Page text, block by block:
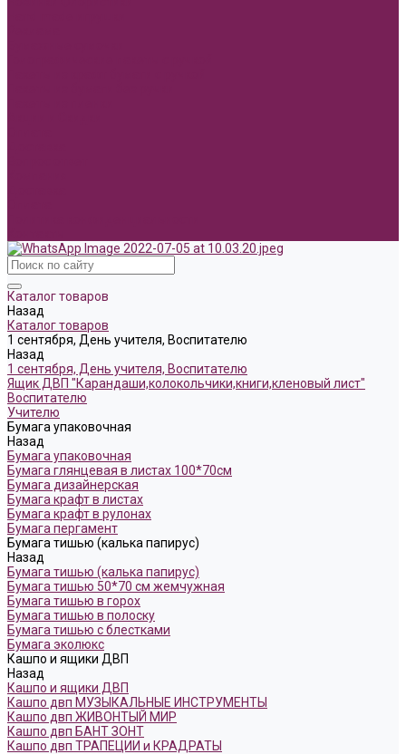
Каталог товаров
Назад
Каталог товаров
1 сентября, День учителя, Воспитателю
Назад
1 сентября, День учителя, Воспитателю
Ящик ДВП "Карандаши,колокольчики,книги,кленовый лист"
Воспитателю
Учителю
Бумага упаковочная
Назад
Бумага упаковочная
Бумага глянцевая в листах 100*70см
Бумага дизайнерская
Бумага крафт в листах
Бумага крафт в рулонах
Бумага пергамент
Бумага тишью (калька папирус)
Назад
Бумага тишью (калька папирус)
Бумага тишью 50*70 см жемчужная
Бумага тишью в горох
Бумага тишью в полоску
Бумага тишью с блестками
Бумага эколюкс
Кашпо и ящики ДВП
Назад
Кашпо и ящики ДВП
Кашпо двп МУЗЫКАЛЬНЫЕ ИНСТРУМЕНТЫ
Кашпо двп ЖИВОНТЫЙ МИР
Кашпо двп БАНТ ЗОНТ
Кашпо двп ТРАПЕЦИИ и КРАДРАТЫ